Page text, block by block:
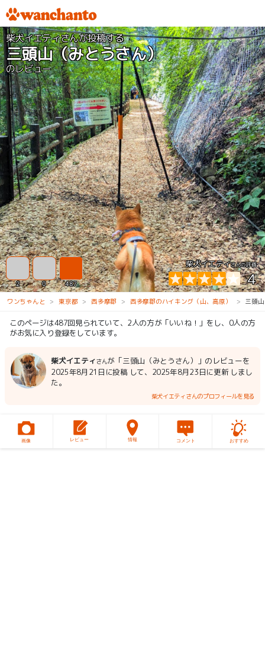
柴犬イエティさんが投稿する
三頭山（みとうさん）
のレビュー
柴犬イエティさんの評価
4
2 0 487
ワンちゃんと 東京都 西多摩郡 西多摩郡のハイキング（山、高原） 三頭
このページは487回見られていて、2人の方が「いいね！」をし、0人の方
がお気に入り登録をしています。
柴犬イエティさんが「三頭山（みとうさん）」のレビューを
2025年8月21日に投稿 して、2025年8月23日に更新 しまし
た。
柴犬イエティさんのプロフィールを見る
画像 レビュー 情報 コメント おすすめ